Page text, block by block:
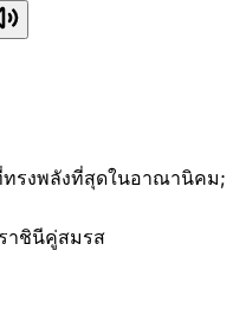
ทรงพลังที่สุดในอาณานิคม;
าชินีคู่สมรส